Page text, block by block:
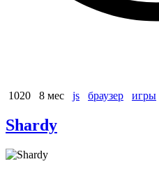
1020 8 мес js браузер игры
Shardy